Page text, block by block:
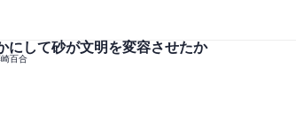
にして砂が文明を変容させたか
百合